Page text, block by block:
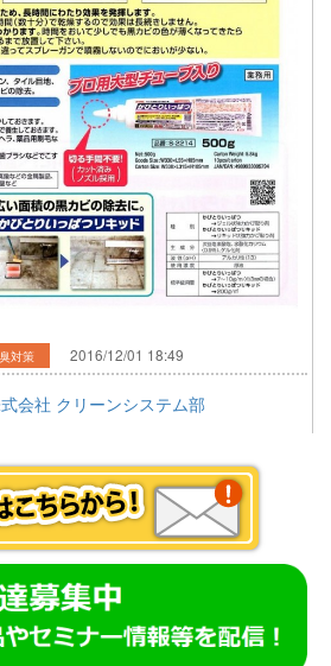
対策 2016/12/01 18:49
会社 クリーンシステム部